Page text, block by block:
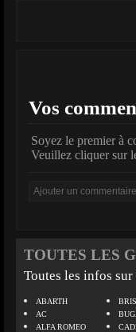
Vos
Soyez le premier à
Veuillez cliquer sur
TOUTES LES
Toutes les infos
ABARTH
AC
ALFA ROMEO